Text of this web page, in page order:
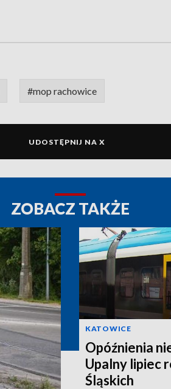
#mop rachowice
UDOSTĘPNIJ NA X
ZOBACZ TAKŻE
KATOWICE
Opóźnienia
Upalny lipiec
Śląskich